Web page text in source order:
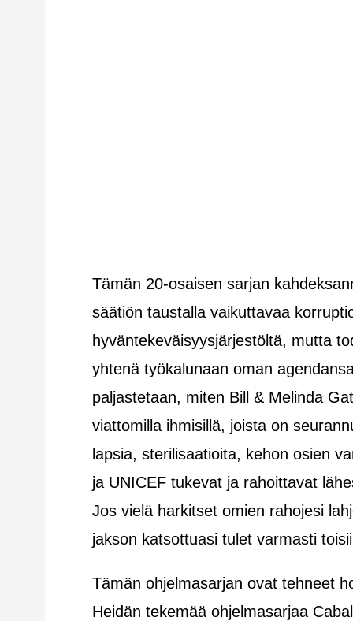
Tämän 20-osaisen sarjan
säätiön taustalla vaikuttavaa
hyväntekeväisyysjärjestöltä, mutta
yhtenä työkalunaan oman
paljastetaan, miten Bill & Melinda
viattomilla ihmisillä, joista on
lapsia, sterilisaatioita, kehon osien
ja UNICEF tukevat ja rahoittavat
Jos vielä harkitset omien rahojesi
jakson katsottuasi tulet varmasti
Tämän ohjelmasarjan ovat tehneet
Heidän tekemää ohjelmasarjaa